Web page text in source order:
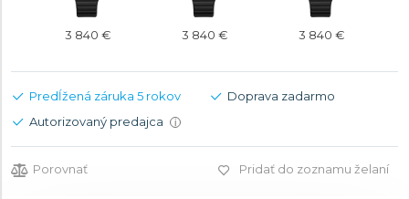
3 840 € 3 840 € 3 840 €
Predĺžená záruka 5 rokov
Doprava zadarmo
Autorizovaný predajca
i
Porovnať Pridať do zoznamu želaní